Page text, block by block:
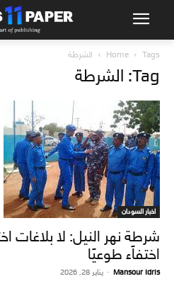
Home Tags الشرطة
Tag: الشرطة
اخبار السودان
شرطة نهر النيل: لا بلاغات
اختفاًء طوعيًا
Mansour Idris
- يناير 28, 2026